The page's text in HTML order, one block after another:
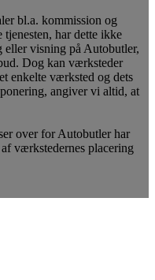
bl.a. kommission og
har dette ikke
eller visning på Autobutler,
Dog kan værksteder
enkelte værksted og dets
angiver vi altid, at
over for Autobutler har
værkstedernes placering